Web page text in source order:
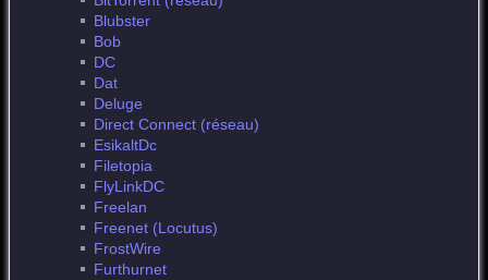
Blubster
Bob
DC
Dat
Deluge
Direct Connect (réseau)
EsikaltDc
Filetopia
FlyLinkDC
Freelan
Freenet (Locutus)
FrostWire
Furthurnet